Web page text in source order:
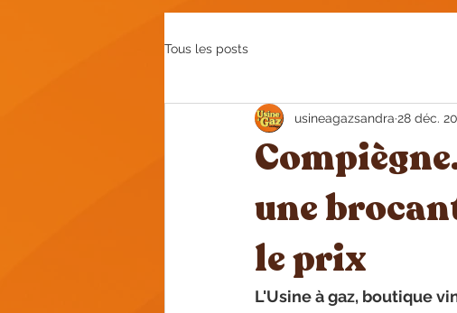
Tous les posts
une
le prix
usineagazsandra 28 déc.
L'Usine à gaz, boutique